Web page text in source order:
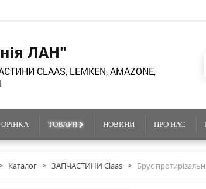
ЛАН"
CLAAS, LEMKEN, AMAZONE,
ТОВАРИ НОВИНИ ПРО НАС
Каталог > ЗАПЧАСТИНИ Claas > Брус